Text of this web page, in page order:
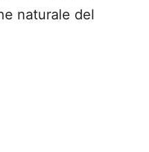
naturale del